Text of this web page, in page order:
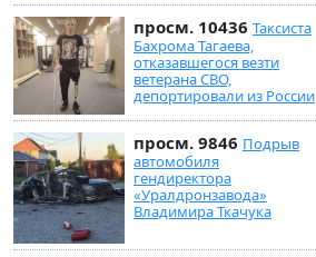
просм. 10436 Таксиста
Бахрома Тагаева,
отказавшегося везти
ветерана СВО,
депортировали из России
просм. 9846 Подрыв
автомобиля
гендиректора
«Уралдронзавода»
Владимира Ткачука